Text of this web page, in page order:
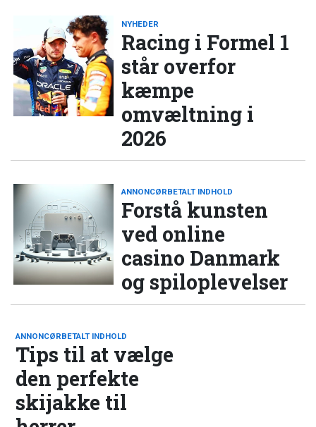
NYHEDER
Racing i Formel 1
står overfor
kæmpe
omvæltning i
2026
ANNONCØRBETALT INDHOLD
Forstå kunsten
ved online
casino Danmark
og spiloplevelser
ANNONCØRBETALT INDHOLD
Tips til at vælge
den perfekte
skijakke til